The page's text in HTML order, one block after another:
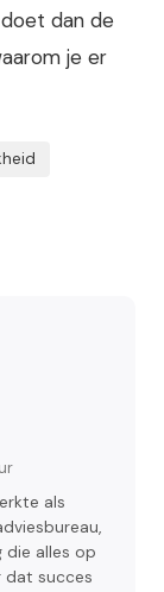
dan de
je er
als
alles op
dat succes